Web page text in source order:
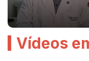
Vídeos